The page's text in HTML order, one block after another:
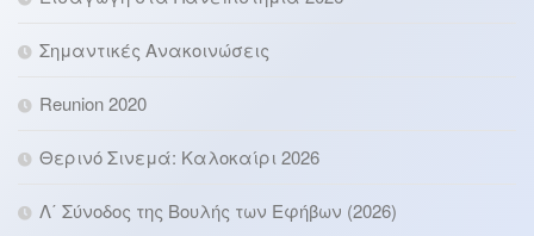
Σημαντικές Ανακοινώσεις
Reunion 2020
Θερινό Σινεμά: Καλοκαίρι 2026
Λ΄ Σύνοδος της Βουλής των Εφήβων (2026)